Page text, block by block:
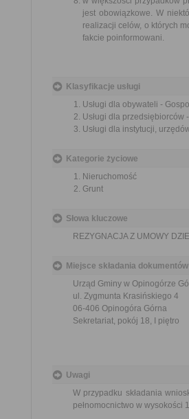
jest obowiązkowe. W
realizacji celów, o których
fakcie poinformowani.
Klasyfikacje usługi
Usługi dla obywateli -
Usługi dla
Usługi dla instytucji,
Kategorie życiowe
Nieruchomość
Grunt
Słowa kluczowe
REZYGNACJA Z UMOWY
Miejsce składania dokumentów
Urząd Gminy w Opinogórze
ul. Zygmunta Krasińskiego 4
06-406 Opinogóra Górna
Sekretariat, pokój 18, I piętro
Uwagi
W przypadku składania
pełnomocnictwo w wysokości